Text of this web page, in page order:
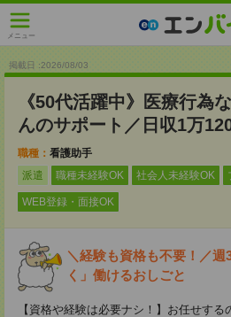
メニュー
掲載日 :2026/08/03
《50代活躍中》医療行為
んのサポート／日収1万
職種： 看護助手
派遣
職種未経験OK 社会人未経験OK
WEB登録・面接OK
＼経験も資格も不要！／
く」働けるおしごと
【資格や経験は必要ナシ！】お任せする